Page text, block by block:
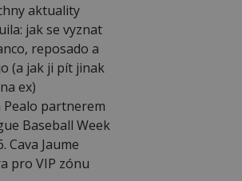
aktuality
jak se vyznat
reposado a
(a jak ji pít jinak
ex)
Pealo partnerem
Baseball Week
Cava Jaume
pro VIP zónu